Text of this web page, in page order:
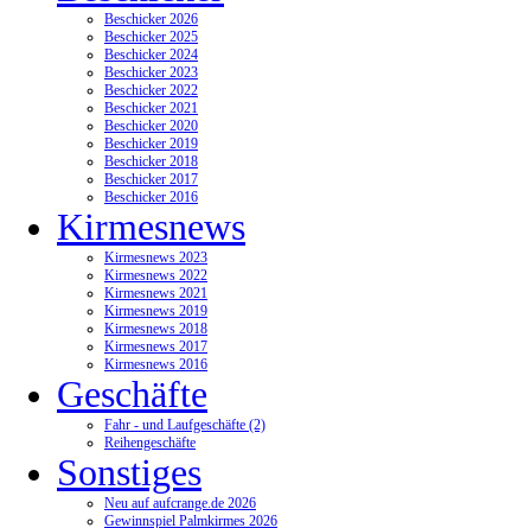
Beschicker 2026
Beschicker 2025
Beschicker 2024
Beschicker 2023
Beschicker 2022
Beschicker 2021
Beschicker 2020
Beschicker 2019
Beschicker 2018
Beschicker 2017
Beschicker 2016
Kirmesnews
Kirmesnews 2023
Kirmesnews 2022
Kirmesnews 2021
Kirmesnews 2019
Kirmesnews 2018
Kirmesnews 2017
Kirmesnews 2016
Geschäfte
Fahr - und Laufgeschäfte (2)
Reihengeschäfte
Sonstiges
Neu auf aufcrange.de 2026
Gewinnspiel Palmkirmes 2026